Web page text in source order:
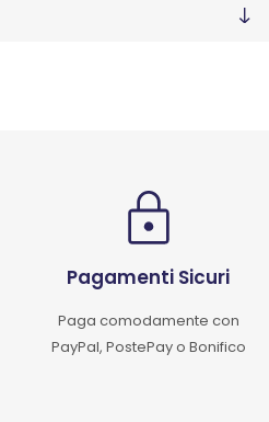
Pagamenti Sicuri
Paga comodamente con
PayPal, PostePay o Bonifico